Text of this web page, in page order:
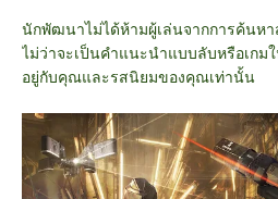
นักพัฒนาไม่ได้ห้ามผู้เล่นจากการค้นหา
ไม่ว่าจะเป็นคำแนะนำแบบลับหรือเกม
อยู่กับคุณและรสนิยมของคุณเท่านั้น